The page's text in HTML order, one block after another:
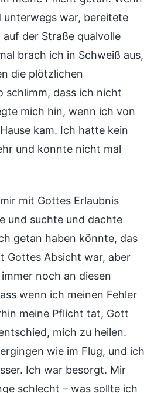
unterwegs war, bereitete
der Straße qualvolle
brach ich in Schweiß aus,
die plötzlichen
schlimm, dass ich nicht
mich hin, wenn ich von
kam. Ich hatte kein
und konnte nicht mal
mit Gottes Erlaubnis
und suchte und dachte
getan haben könnte, das
Gottes Absicht war, aber
noch an diesen
wenn ich meinen Fehler
meine Pflicht tat, Gott
mich zu heilen.
wie im Flug, und ich
Ich war besorgt. Mir
schlecht – was sollte ich